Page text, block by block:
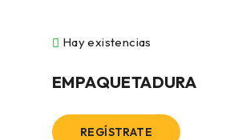
Hay existencias
EMPAQUETADURA
REGÍSTRATE